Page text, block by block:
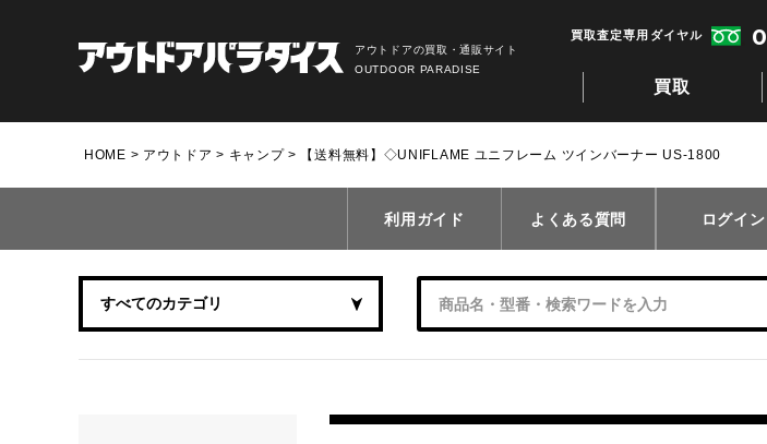
アウトドアの買取・通販サイト
OUTDOOR PARADISE
買取
買取査定専用ダイヤル
HOME アウトドア キャンプ 【送料無料】◇UNIFLAME ユニフレーム ツインバーナー US-1800
利用ガイド よくある質問 ログイン